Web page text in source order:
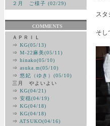
２月 ご様子 (02/29)
COMMENTS
ＡＰＲＩＬ
⇒ KG(05/13)
⇒ M-22麻美(05/11)
⇒ hinako(05/10)
⇒ asuka.m(05/10)
⇒ 悠妃（ゆき）(05/10)
三月 やよいよい
⇒ KG(04/21)
⇒ 安穏(04/19)
⇒ KG(04/18)
⇒ KG(04/18)
⇒ ATSUKO(04/16)
スタ
そし